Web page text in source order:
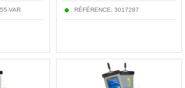
VAR RÉFÉRENCE: 3017287